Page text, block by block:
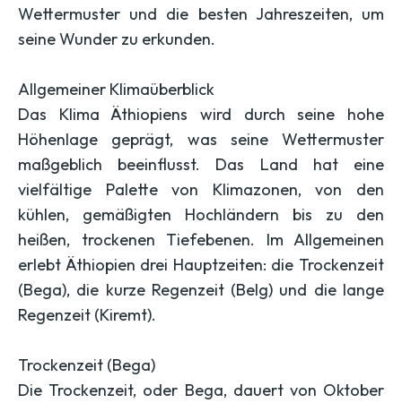
Wettermuster und die besten Jahreszeiten, um
seine Wunder zu erkunden.
Allgemeiner Klimaüberblick
Das Klima Äthiopiens wird durch seine hohe
Höhenlage geprägt, was seine Wettermuster
maßgeblich beeinflusst. Das Land hat eine
vielfältige Palette von Klimazonen, von den
kühlen, gemäßigten Hochländern bis zu den
heißen, trockenen Tiefebenen. Im Allgemeinen
erlebt Äthiopien drei Hauptzeiten: die Trockenzeit
(Bega), die kurze Regenzeit (Belg) und die lange
Regenzeit (Kiremt).
Trockenzeit (Bega)
Die Trockenzeit, oder Bega, dauert von Oktober